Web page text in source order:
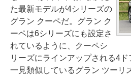
た最新モデルが4シリーズの
グラン クーペだ。グラン ク
ーペは6シリーズにも設定さ
れているように、クーペシ
リーズにラインアップされる4ド
一見類似しているグラン ツーリ